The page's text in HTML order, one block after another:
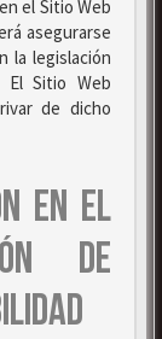
el Sitio Web
asegurarse
la legislación
El Sitio Web
de dicho
EN EL
DE